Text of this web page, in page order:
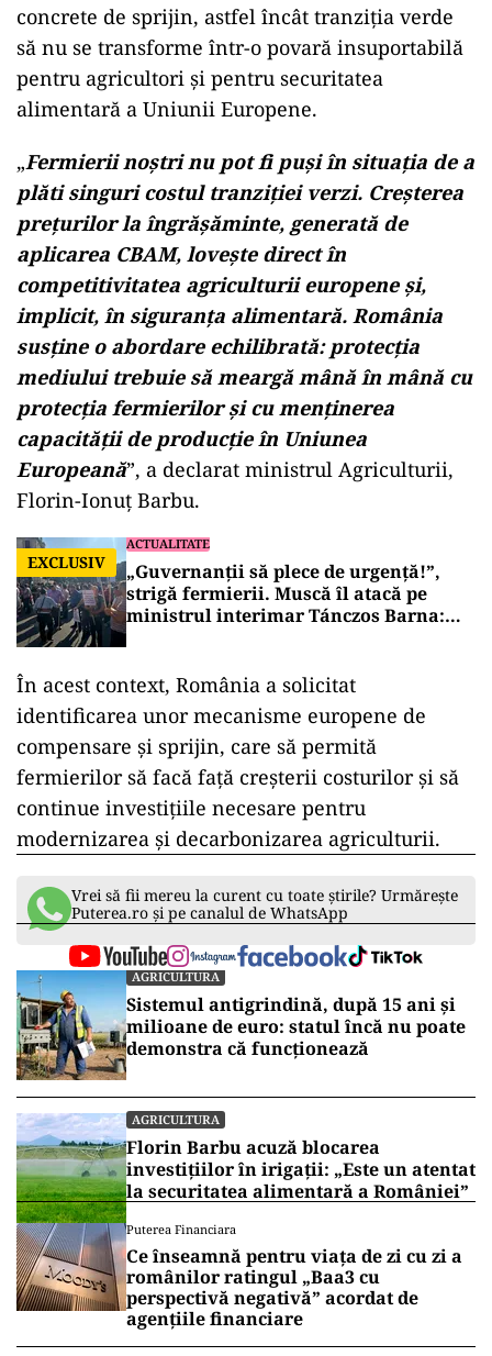
concrete de sprijin, astfel încât tranziția verde
să nu se transforme într-o povară insuportabilă
pentru agricultori și pentru securitatea
alimentară a Uniunii Europene.
„Fermierii noștri nu pot fi puși în situația de a
plăti singuri costul tranziției verzi. Creșterea
prețurilor la îngrășăminte, generată de
aplicarea CBAM, lovește direct în
competitivitatea agriculturii europene și,
implicit, în siguranța alimentară. România
susține o abordare echilibrată: protecția
mediului trebuie să meargă mână în mână cu
protecția fermierilor și cu menținerea
capacității de producție în Uniunea
Europeană”, a declarat ministrul Agriculturii,
Florin-Ionuț Barbu.
EXCLUSIV
ACTUALITATE
„Guvernanții să plece de urgență!”,
strigă fermierii. Muscă îl atacă pe
ministrul interimar Tánczos Barna:
În acest context, România a solicitat
identificarea unor mecanisme europene de
compensare și sprijin, care să permită
fermierilor să facă față creșterii costurilor și să
continue investițiile necesare pentru
modernizarea și decarbonizarea agriculturii.
Vrei să fii mereu la curent cu toate știrile? Urmărește
Puterea.ro și pe canalul de WhatsApp
AGRICULTURA
Sistemul antigrindină, după 15 ani și
milioane de euro: statul încă nu poate
demonstra că funcționează
AGRICULTURA
Florin Barbu acuză blocarea
investițiilor în irigații: „Este un atentat
la securitatea alimentară a României”
Puterea Financiara
Ce înseamnă pentru viața de zi cu zi a
românilor ratingul „Baa3 cu
perspectivă negativă” acordat de
agențiile financiare